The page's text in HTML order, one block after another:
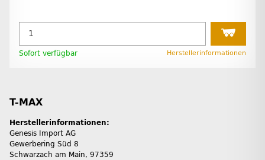
Sofort verfügbar Herstellerinformationen
T-MAX
Herstellerinformationen:
Genesis Import AG
Gewerbering Süd 8
Schwarzach am Main, 97359